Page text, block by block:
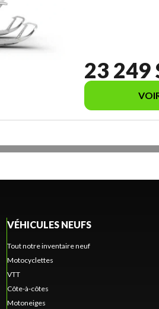
23 249
VÉHICULES NEUFS
Tout notre inventaire neuf
Motocyclettes
VTT
Côte-à-côtes
Motoneiges